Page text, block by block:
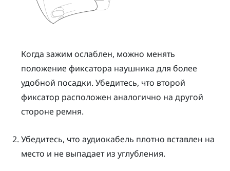
Когда зажим ослаблен, можно менять
положение фиксатора наушника для более
удобной посадки. Убедитесь, что второй
фиксатор расположен аналогично на другой
стороне ремня.
Убедитесь, что аудиокабель плотно вставлен на
место и не выпадает из углубления.